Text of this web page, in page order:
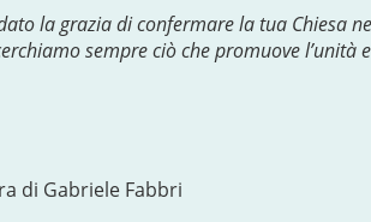
la grazia di confermare la tua Chiesa
sempre ciò che promuove l’unità
di Gabriele Fabbri